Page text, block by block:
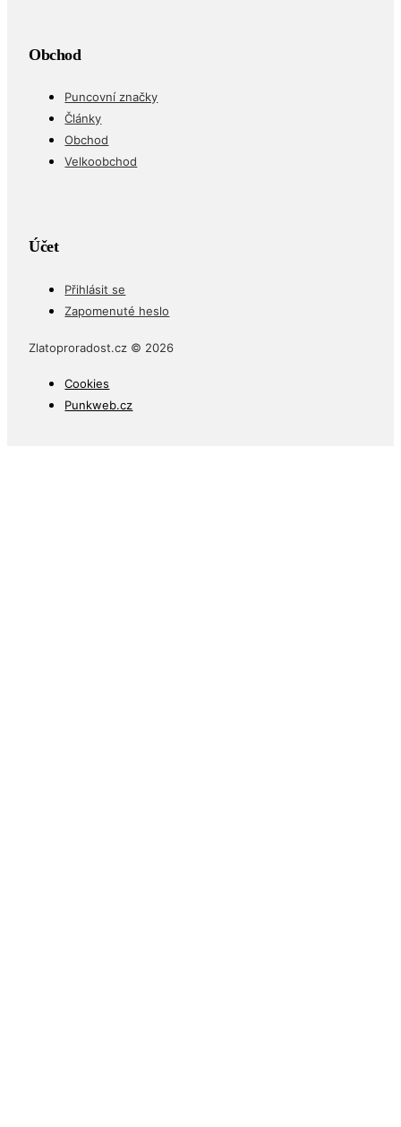
Obchod
Puncovní značky
Články
Obchod
Velkoobchod
Účet
Přihlásit se
Zapomenuté heslo
Zlatoproradost.cz © 2026
Cookies
Punkweb.cz